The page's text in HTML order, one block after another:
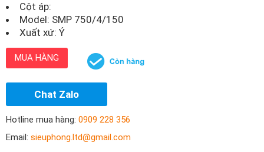
Cột áp:
Model: SMP 750/4/150
Xuất xứ: Ý
MUA HÀNG
Chat Zalo
Hotline mua hàng: 0909 228 356
Email: sieuphong.ltd@gmail.com